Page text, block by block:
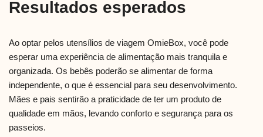
Resultados esperados
Ao optar pelos utensílios de viagem OmieBox, você pode
esperar uma experiência de alimentação mais tranquila e
organizada. Os bebês poderão se alimentar de forma
independente, o que é essencial para seu desenvolvimento.
Mães e pais sentirão a praticidade de ter um produto de
qualidade em mãos, levando conforto e segurança para os
passeios.